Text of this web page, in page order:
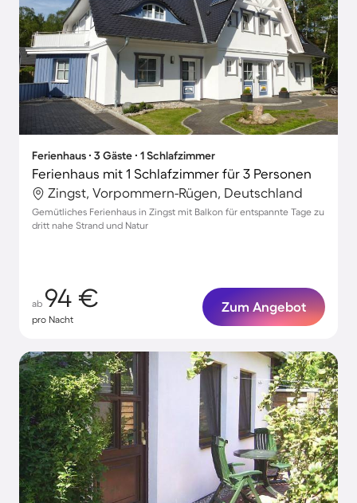
Ferienhaus ∙ 3 Gäste ∙ 1 Schlafzimmer
Ferienhaus mit 1 Schlafzimmer für 3 Personen
Zingst, Vorpommern-Rügen, Deutschland
Gemütliches Ferienhaus in Zingst mit Balkon für entspannte Tage zu
dritt nahe Strand und Natur
ab 94 €
pro Nacht
Zum Angebot